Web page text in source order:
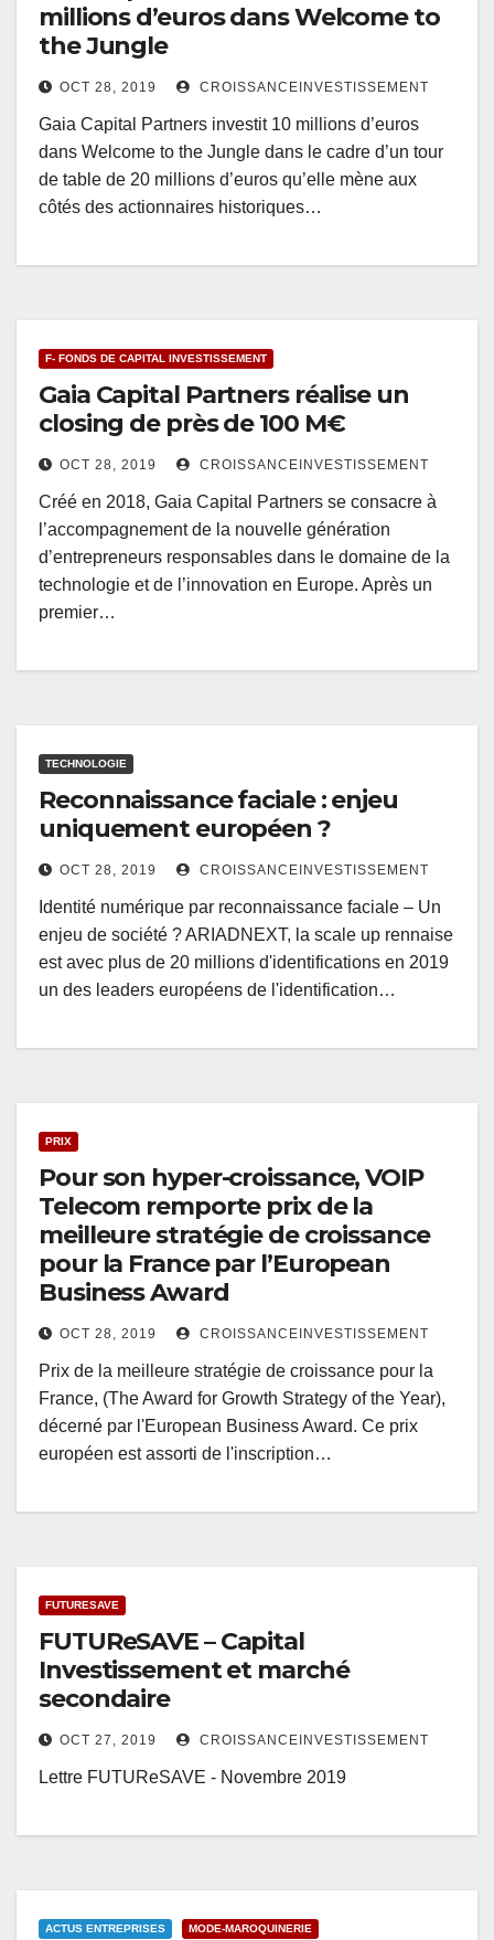
millions d’euros dans Welcome to
the Jungle
OCT 28, 2019 CROISSANCEINVESTISSEMENT
Gaia Capital Partners investit 10 millions d’euros
dans Welcome to the Jungle dans le cadre d’un tour
de table de 20 millions d’euros qu’elle mène aux
côtés des actionnaires historiques…
F- FONDS DE CAPITAL INVESTISSEMENT
Gaia Capital Partners réalise un
closing de près de 100 M€
OCT 28, 2019 CROISSANCEINVESTISSEMENT
Créé en 2018, Gaia Capital Partners se consacre à
l’accompagnement de la nouvelle génération
d’entrepreneurs responsables dans le domaine de la
technologie et de l’innovation en Europe. Après un
premier…
TECHNOLOGIE
Reconnaissance faciale : enjeu
uniquement européen ?
OCT 28, 2019 CROISSANCEINVESTISSEMENT
Identité numérique par reconnaissance faciale – Un
enjeu de société ? ARIADNEXT, la scale up rennaise
est avec plus de 20 millions d'identifications en 2019
un des leaders européens de l'identification…
PRIX
Pour son hyper-croissance, VOIP
Telecom remporte prix de la
meilleure stratégie de croissance
pour la France par l’European
Business Award
OCT 28, 2019 CROISSANCEINVESTISSEMENT
Prix de la meilleure stratégie de croissance pour la
France, (The Award for Growth Strategy of the Year),
décerné par l'European Business Award. Ce prix
européen est assorti de l'inscription…
FUTURESAVE
FUTUReSAVE – Capital
Investissement et marché
secondaire
OCT 27, 2019 CROISSANCEINVESTISSEMENT
Lettre FUTUReSAVE - Novembre 2019
ACTUS ENTREPRISES MODE-MAROQUINERIE